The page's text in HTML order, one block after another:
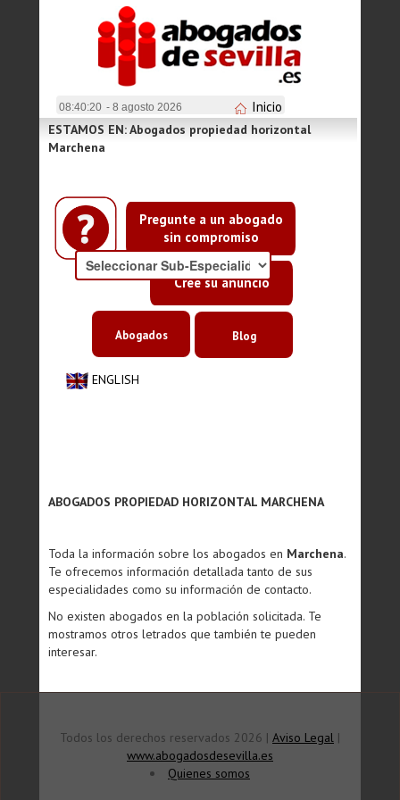
08:40:20 - 8 agosto 2026 Inicio
Pregunte a un abogado
sin compromiso
Cree su anuncio
ESTAMOS EN: Abogados propiedad horizontal
Marchena
ENGLISH
Abogados Blog
ABOGADOS PROPIEDAD HORIZONTAL MARCHENA
Toda la información sobre los abogados en Marchena.
Te ofrecemos información detallada tanto de sus
especialidades como su información de contacto.
No existen abogados en la población solicitada. Te
mostramos otros letrados que también te pueden
interesar.
Todos los derechos reservados 2026 | Aviso Legal |
www.abogadosdesevilla.es
Quienes somos